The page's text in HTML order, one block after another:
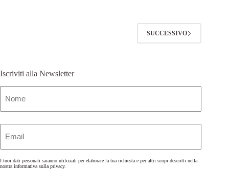
SUCCESSIVO
Iscriviti alla Newsletter
I tuoi dati personali saranno utilizzati per elaborare la tua richiesta e per altri scopi descritti nella
nostra informativa sulla privacy.